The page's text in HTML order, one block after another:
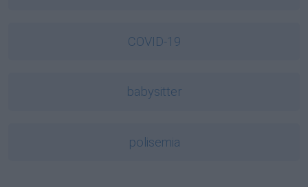
COVID-19
babysitter
polisemia